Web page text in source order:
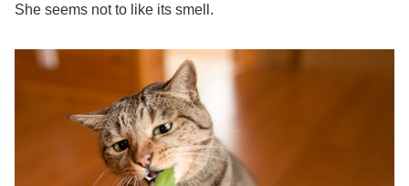
She seems not to like its smell.